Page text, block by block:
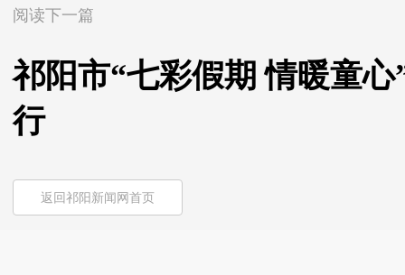
阅读下一篇
祁阳市“七彩假期 情暖童
行
返回祁阳新闻网首页